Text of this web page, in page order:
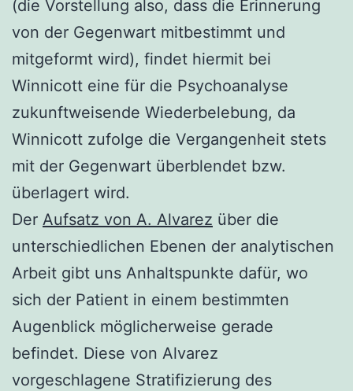
(die Vorstellung also, dass die Erinnerung
von der Gegenwart mitbestimmt und
mitgeformt wird), findet hiermit bei
Winnicott eine für die Psychoanalyse
zukunftweisende Wiederbelebung, da
Winnicott zufolge die Vergangenheit stets
mit der Gegenwart überblendet bzw.
überlagert wird.
Der Aufsatz von A. Alvarez über die
unterschiedlichen Ebenen der analytischen
Arbeit gibt uns Anhaltspunkte dafür, wo
sich der Patient in einem bestimmten
Augenblick möglicherweise gerade
befindet. Diese von Alvarez
vorgeschlagene Stratifizierung des